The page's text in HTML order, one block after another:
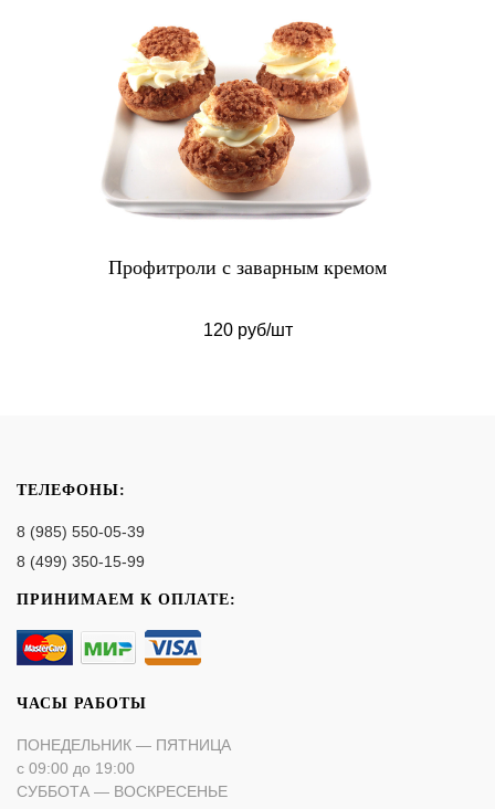
Профитроли с заварным кремом
120 руб/шт
ТЕЛЕФОНЫ:
8 (985) 550-05-39
8 (499) 350-15-99
ПРИНИМАЕМ К ОПЛАТЕ:
ЧАСЫ РАБОТЫ
ПОНЕДЕЛЬНИК — ПЯТНИЦА
с 09:00 до 19:00
СУББОТА — ВОСКРЕСЕНЬЕ